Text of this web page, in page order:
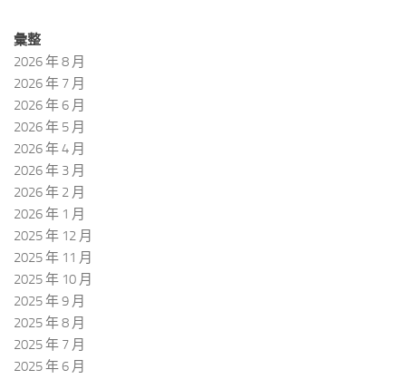
彙整
2026 年 8 月
2026 年 7 月
2026 年 6 月
2026 年 5 月
2026 年 4 月
2026 年 3 月
2026 年 2 月
2026 年 1 月
2025 年 12 月
2025 年 11 月
2025 年 10 月
2025 年 9 月
2025 年 8 月
2025 年 7 月
2025 年 6 月